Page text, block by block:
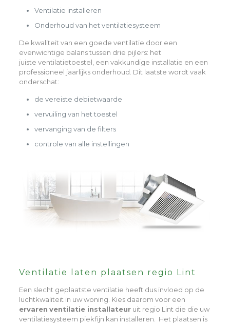
Ventilatie installeren
Onderhoud van het ventilatiesysteem
De kwaliteit van een goede ventilatie door een
evenwichtige balans tussen drie pijlers: het
juiste ventilatietoestel, een vakkundige installatie en een
professioneel jaarlijks onderhoud . Dit laatste wordt vaak
onderschat:
de vereiste debietwaarde
vervuiling van het toestel
vervanging van de filters
controle van alle instellingen
Ventilatie laten plaatsen regio Lint
Een slecht geplaatste ventilatie heeft dus invloed op de
luchtkwaliteit in uw woning. Kies daarom voor een
ervaren ventilatie installateuruit regio Lint die die uw
ventilatiesysteem piekfijn kan installeren. Het plaatsen is